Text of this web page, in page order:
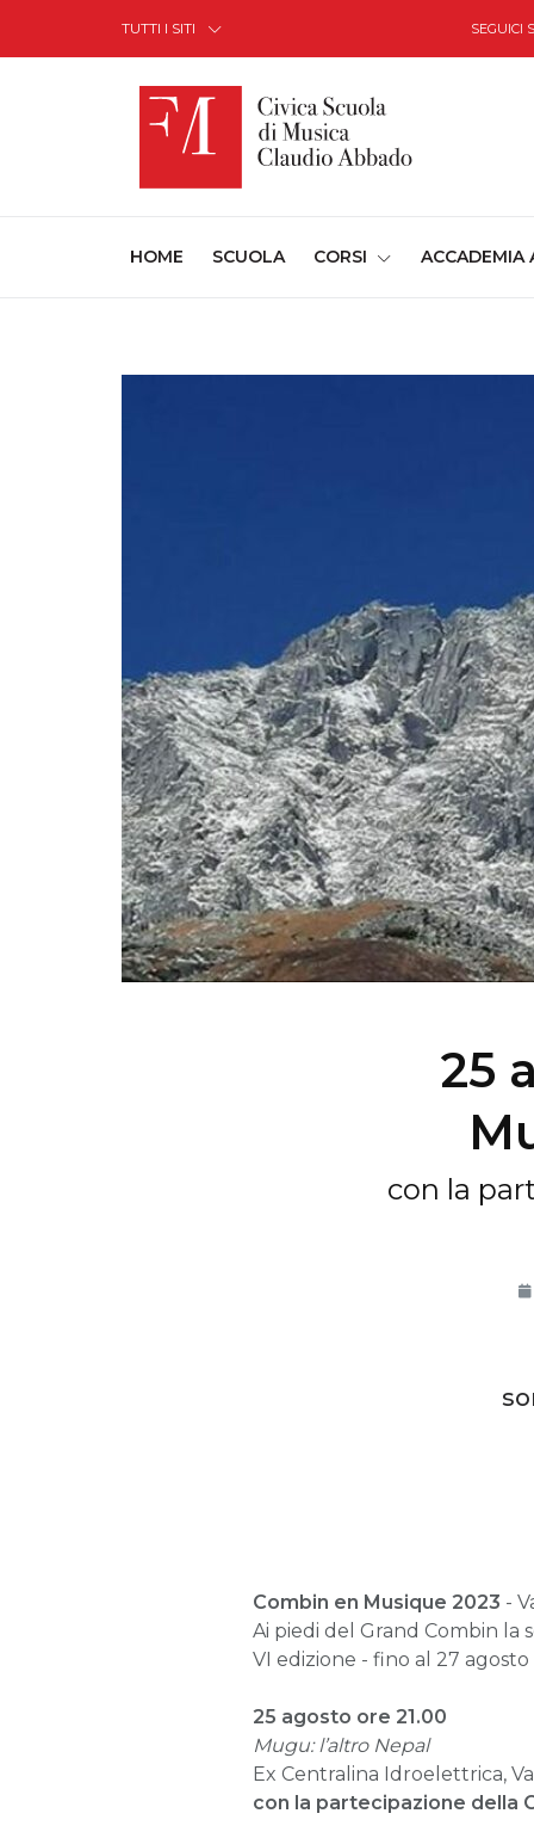
TUTTI I SITI SEGUICI
HOME (CURRENT)
SCUOLA CORSI ACCADEMIA
25
con la
Combin en Musique 2023 -
Ai piedi del Grand Combin la
VI edizione - fino al 27 agosto
25 agosto ore 21.00
Mugu: l’altro Nepal
Ex Centralina Idroelettrica,
con la partecipazione della